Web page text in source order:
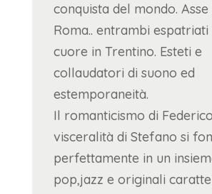
conquista del mondo.
Roma.. entrambi espatriati
cuore in Trentino. Esteti e
collaudatori di suono ed
estemporaneità.
Il romanticismo di
visceralità di Stefano si
perfettamente in un
pop,jazz e originali